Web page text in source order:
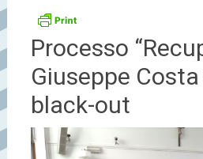
Processo
Giuseppe
black-out